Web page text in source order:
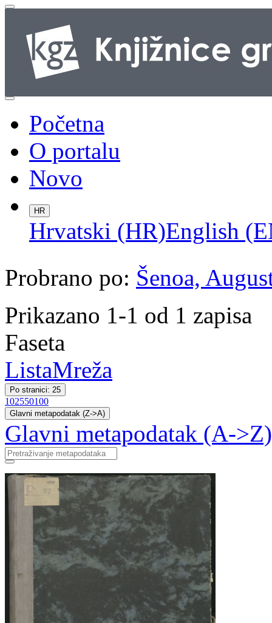
Početna
O portalu
Novo
HR
Hrvatski (HR)English
Probrano po: Šenoa,
Prikazano 1-1 od 1 zapisa
Faseta
ListaMreža
Po stranici: 25
102550100
Glavni metapodatak (Z->A)
Glavni metapodatak (A->Z)